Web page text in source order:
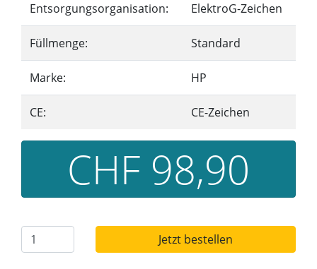
Entsorgungsorganisation: ElektroG-Zeichen
Füllmenge: Standard
Marke: HP
CE: CE-Zeichen
CHF 98,90
Jetzt bestellen